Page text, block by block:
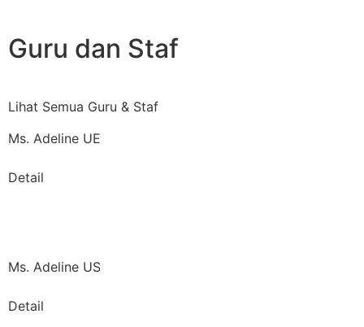
Guru dan Staf
Lihat Semua Guru & Staf
Ms. Adeline UE
Detail
Ms. Adeline US
Detail